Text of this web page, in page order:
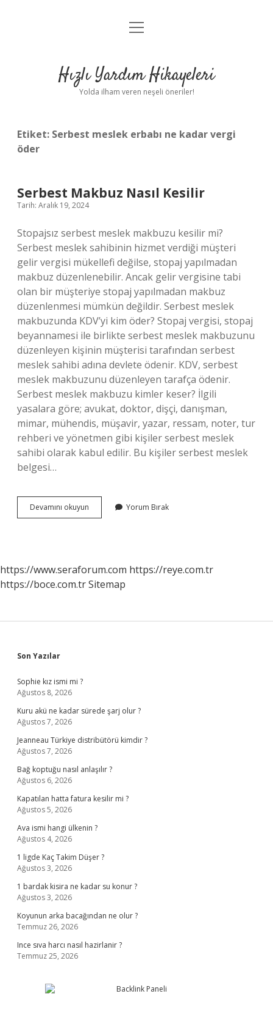
Anasayfa
Yasal Uyarı
menüyü
Hızlı Yardım Hikayeleri
Yolda ilham veren neşeli öneriler!
Etiket: Serbest meslek erbabı ne kadar vergi
öder
Serbest Makbuz Nasıl Kesilir
Tarih: Aralık 19, 2024
Stopajsız serbest meslek makbuzu kesilir mi?
Serbest meslek sahibinin hizmet verdiği müşteri
gelir vergisi mükellefi değilse, stopaj yapılmadan
makbuz düzenlenebilir. Ancak gelir vergisine tabi
olan bir müşteriye stopaj yapılmadan makbuz
düzenlenmesi mümkün değildir. Serbest meslek
makbuzunda KDV’yi kim öder? Stopaj vergisi, stopaj
beyannamesi ile birlikte serbest meslek makbuzunu
düzenleyen kişinin müşterisi tarafından serbest
meslek sahibi adına devlete ödenir. KDV, serbest
meslek makbuzunu düzenleyen tarafça ödenir.
Serbest meslek makbuzu kimler keser? İlgili
yasalara göre; avukat, doktor, dişçi, danışman,
mimar, mühendis, müşavir, yazar, ressam, noter, tur
rehberi ve yönetmen gibi kişiler serbest meslek
sahibi olarak kabul edilir. Bu kişiler serbest meslek
belgesi…
Devamını okuyun
Makbuz
Yorum Bırak
https://www.seraforum.com https://reye.com.tr
https://boce.com.trSitemap
Sidebar
Son Yazılar
Sophie kız ismi mi ?
Ağustos 8, 2026
Kuru akü ne kadar sürede şarj olur ?
Ağustos 7, 2026
Jeanneau Türkiye distribütörü kimdir ?
Ağustos 7, 2026
Bağ koptuğu nasıl anlaşılır ?
Ağustos 6, 2026
Kapatılan hatta fatura kesilir mi ?
Ağustos 5, 2026
Ava ismi hangi ülkenin ?
Ağustos 4, 2026
1 ligde Kaç Takim Düşer ?
Ağustos 3, 2026
1 bardak kisira ne kadar su konur ?
Ağustos 3, 2026
Koyunun arka bacağından ne olur ?
Temmuz 26, 2026
Ince sıva harcı nasıl hazirlanir ?
Temmuz 25, 2026